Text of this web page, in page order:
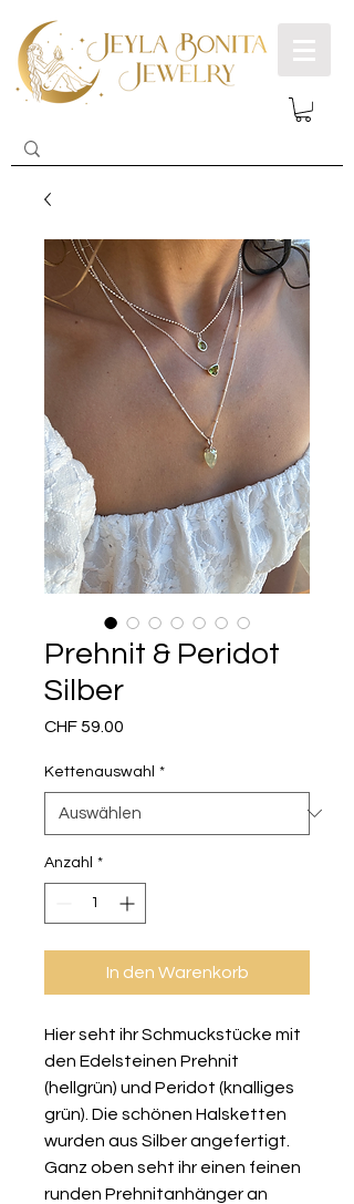
Prehnit & Peridot
Silber
CHF 59.00
Kettenauswahl *
Anzahl *
In den Warenkorb
Hier seht ihr Schmuckstücke mit
den Edelsteinen Prehnit
(hellgrün) und Peridot (knalliges
grün). Die schönen Halsketten
wurden aus Silber angefertigt.
Ganz oben seht ihr einen feinen
runden Prehnitanhänger an